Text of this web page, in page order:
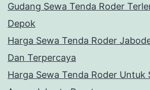
Gudang Sewa Tenda Roder
Depok
Harga Sewa Tenda Roder
Dan Terpercaya
Harga Sewa Tenda Roder Untuk